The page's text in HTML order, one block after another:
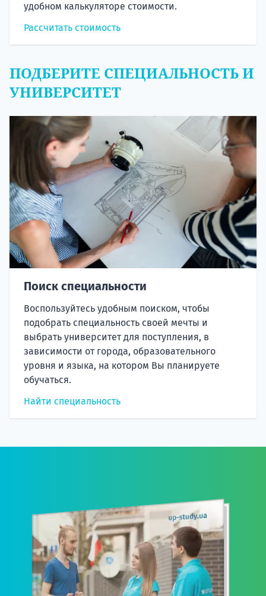
удобном калькуляторе стоимости.
Рассчитать стоимость
ПОДБЕРИТЕ СПЕЦИАЛЬНОСТЬ И
УНИВЕРСИТЕТ
Поиск специальности
Воспользуйтесь удобным поиском, чтобы
подобрать специальность своей мечты и
выбрать университет для поступления, в
зависимости от города, образовательного
уровня и языка, на котором Вы планируете
обучаться.
Найти специальность